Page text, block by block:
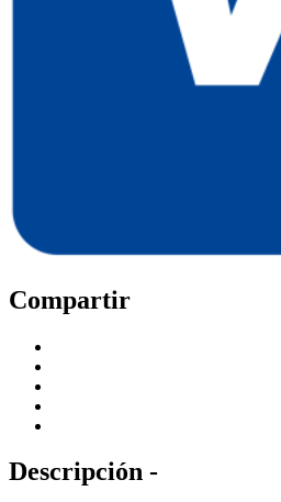
Compartir
Descripción -